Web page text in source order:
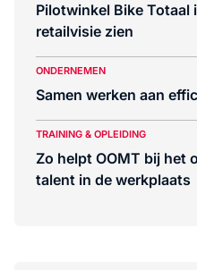
Pilotwinkel Bike Totaal
retailvisie zien
ONDERNEMEN
Samen werken aan
TRAINING & OPLEIDING
Zo helpt OOMT bij het
talent in de werkplaats